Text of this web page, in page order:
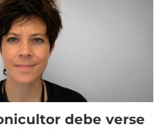
debe verse